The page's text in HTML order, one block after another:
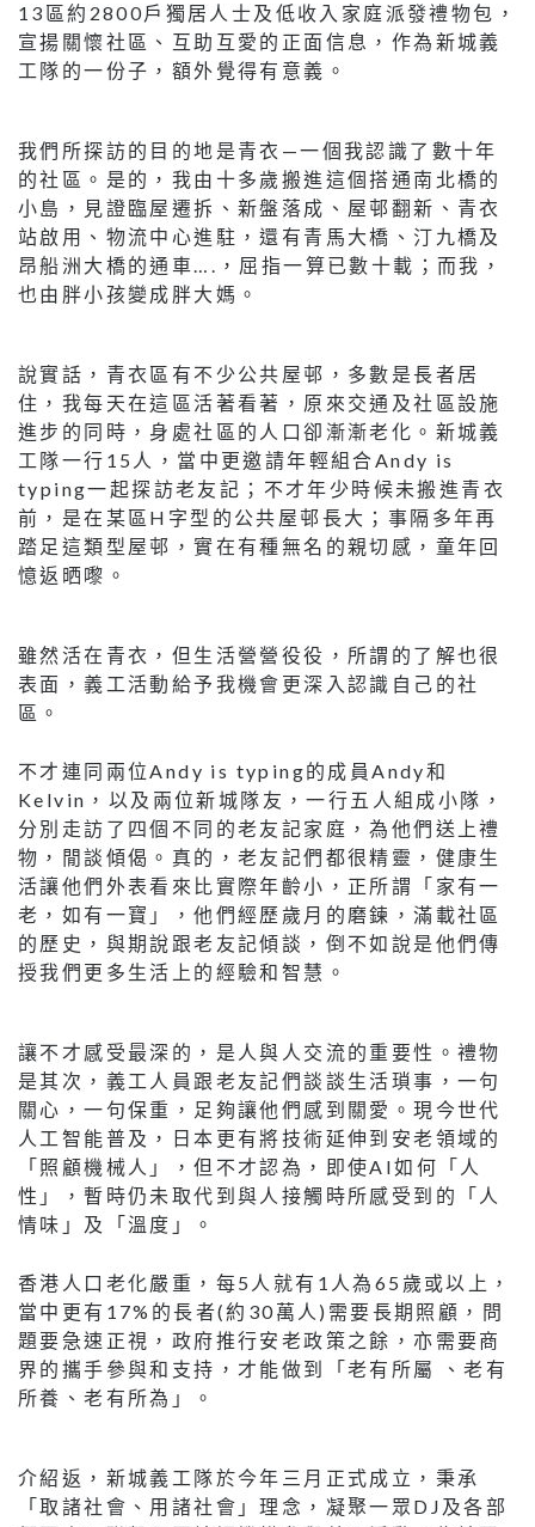
13區約2800戶獨居人士及低收入家庭派發禮物包，
宣揚關懷社區、互助互愛的正面信息，作為新城義
工隊的一份子，額外覺得有意義。
我們所探訪的目的地是青衣—一個我認識了數十年
的社區。是的，我由十多歲搬進這個搭通南北橋的
小島，見證臨屋遷拆、新盤落成、屋邨翻新、青衣
站啟用、物流中心進駐，還有青馬大橋、汀九橋及
昂船洲大橋的通車….，屈指一算已數十載；而我，
也由胖小孩變成胖大媽。
說實話，青衣區有不少公共屋邨，多數是長者居
住，我每天在這區活著看著，原來交通及社區設施
進步的同時，身處社區的人口卻漸漸老化。新城義
工隊一行15人，當中更邀請年輕組合Andy is
typing一起探訪老友記；不才年少時候未搬進青衣
前，是在某區H字型的公共屋邨長大；事隔多年再
踏足這類型屋邨，實在有種無名的親切感，童年回
憶返晒嚟。
雖然活在青衣，但生活營營役役，所謂的了解也很
表面，義工活動給予我機會更深入認識自己的社
區。
不才連同兩位Andy is typing的成員Andy和
Kelvin，以及兩位新城隊友，一行五人組成小隊，
分別走訪了四個不同的老友記家庭，為他們送上禮
物，閒談傾偈。真的，老友記們都很精靈，健康生
活讓他們外表看來比實際年齡小，正所謂「家有一
老，如有一寶」，他們經歷歲月的磨鍊，滿載社區
的歷史，與期說跟老友記傾談，倒不如說是他們傳
授我們更多生活上的經驗和智慧。
讓不才感受最深的，是人與人交流的重要性。禮物
是其次，義工人員跟老友記們談談生活瑣事，一句
關心，一句保重，足夠讓他們感到關愛。現今世代
人工智能普及，日本更有將技術延伸到安老領域的
「照顧機械人」，但不才認為，即使AI如何「人
性」，暫時仍未取代到與人接觸時所感受到的「人
情味」及「溫度」。
香港人口老化嚴重，每5人就有1人為65歲或以上，
當中更有17%的長者(約30萬人)需要長期照顧，問
題要急速正視，政府推行安老政策之餘，亦需要商
界的攜手參與和支持，才能做到「老有所屬 、老有
所養、老有所為」。
介紹返，新城義工隊於今年三月正式成立，秉承
「取諸社會、用諸社會」理念，凝聚一眾DJ及各部